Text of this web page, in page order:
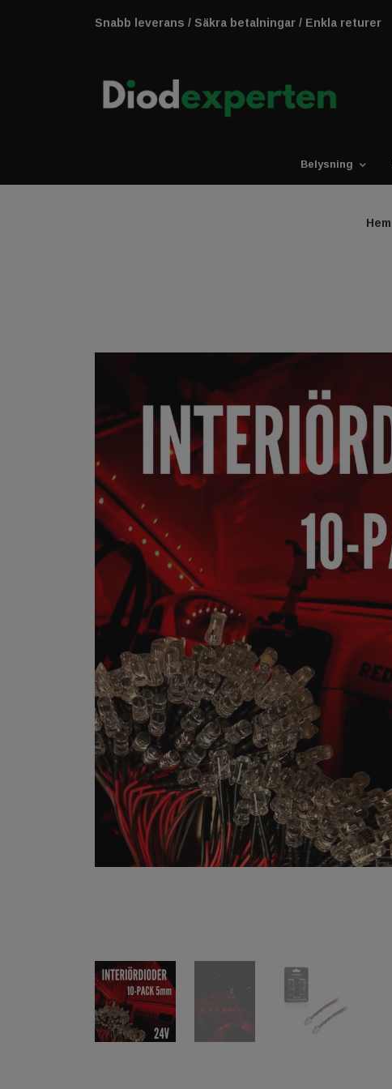
Snabb leverans / Säkra betalningar / Enkla returer
Belysning
Hem